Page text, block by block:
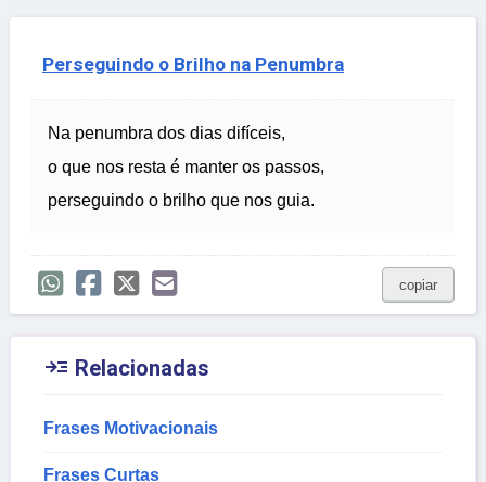
Perseguindo o Brilho na Penumbra
Na penumbra dos dias difíceis,
o que nos resta é manter os passos,
perseguindo o brilho que nos guia.
copiar
 Relacionadas
Frases Motivacionais
Frases Curtas